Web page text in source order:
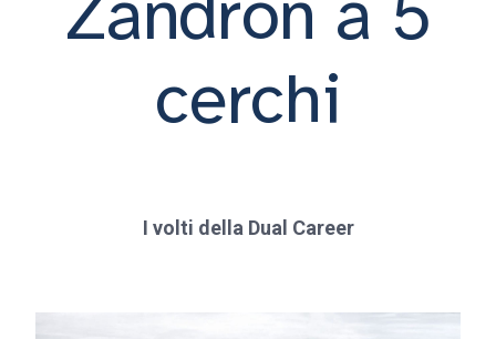
cerchi
I volti della Dual Career